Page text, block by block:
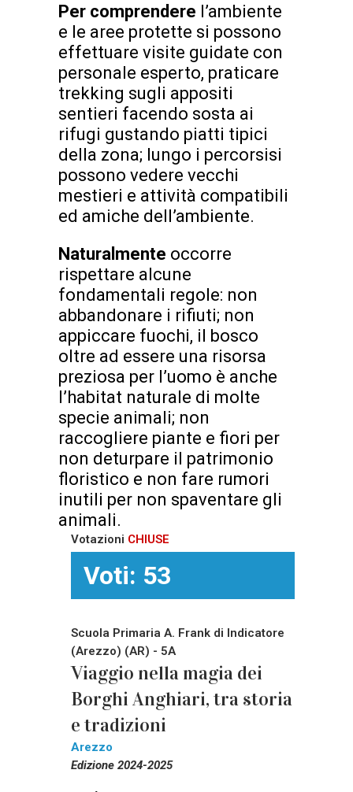
Per comprendere l’ambiente
e le aree protette si possono
effettuare visite guidate con
personale esperto, praticare
trekking sugli appositi
sentieri facendo sosta ai
rifugi gustando piatti tipici
della zona; lungo i percorsisi
possono vedere vecchi
mestieri e attività compatibili
ed amiche dell’ambiente.
Naturalmente occorre
rispettare alcune
fondamentali regole: non
abbandonare i rifiuti; non
appiccare fuochi, il bosco
oltre ad essere una risorsa
preziosa per l’uomo è anche
l’habitat naturale di molte
specie animali; non
raccogliere piante e fiori per
non deturpare il patrimonio
floristico e non fare rumori
inutili per non spaventare gli
animali.
Votazioni CHIUSE
Voti: 53
Scuola Primaria A. Frank di Indicatore
(Arezzo) (AR) - 5A
Viaggio nella magia dei
Borghi Anghiari, tra storia
e tradizioni
Arezzo
Edizione 2024-2025